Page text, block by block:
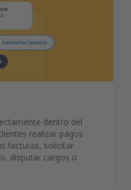
dentro del
realizar pagos
facturas, solicitar
disputar cargos o